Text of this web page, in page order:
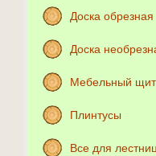
Доска обрезная
Доска
Мебельный щит
Плинтусы
Все для